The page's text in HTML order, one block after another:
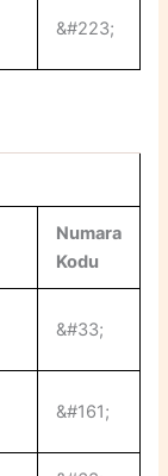
&#223;
Numara
Kodu
&#33;
&#161;